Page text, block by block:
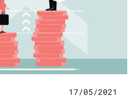
17/05/2021